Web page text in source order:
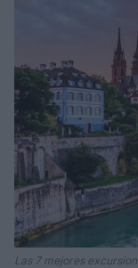
Las 7 mejores